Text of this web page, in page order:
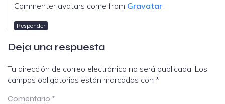
Commenter avatars come from Gravatar
Responder
Deja una respuesta
Tu dirección de correo electrónico no será publicada. Los
campos obligatorios están marcados con *
Comentario *